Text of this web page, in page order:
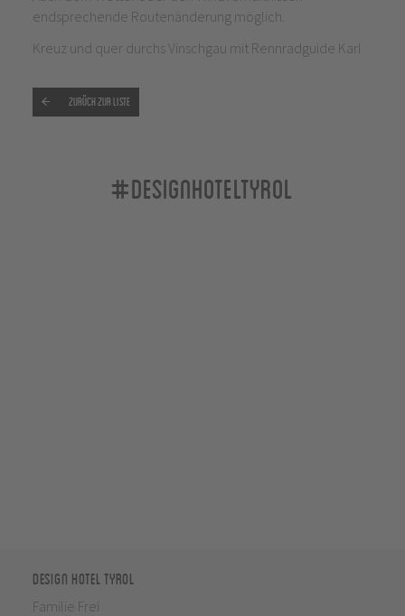
endsprechende Routenänderung möglich.
Kreuz und quer durchs Vinschgau mit Rennradguide Karl
Zurück zur Liste
#designhoteltyrol
Design Hotel Tyrol
Familie Frei